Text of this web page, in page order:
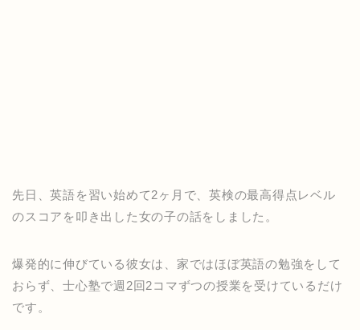
先日、英語を習い始めて2ヶ月で、英検の最高得点レベル
のスコアを叩き出した女の子の話をしました。
爆発的に伸びている彼女は、家ではほぼ英語の勉強をして
おらず、士心塾で週2回2コマずつの授業を受けているだけ
です。